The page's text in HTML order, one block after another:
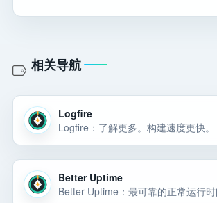
相关导航
Logfire
Logfire：了解更多。构建速度更快。
Better Uptime